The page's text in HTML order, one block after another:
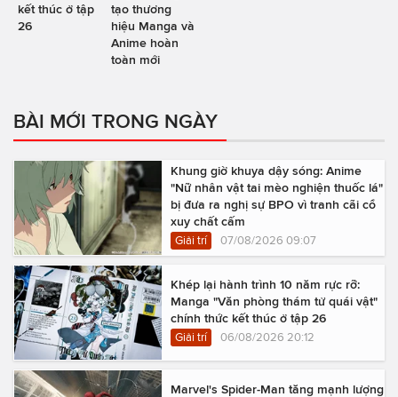
kết thúc ở tập
26
tạo thương
hiệu Manga và
Anime hoàn
toàn mới
BÀI MỚI TRONG NGÀY
Khung giờ khuya dậy sóng: Anime
"Nữ nhân vật tai mèo nghiện thuốc lá"
bị đưa ra nghị sự BPO vì tranh cãi cổ
xuy chất cấm
Giải trí 07/08/2026 09:07
Khép lại hành trình 10 năm rực rỡ:
Manga "Văn phòng thám tử quái vật"
chính thức kết thúc ở tập 26
Giải trí 06/08/2026 20:12
Marvel's Spider-Man tăng mạnh lượng